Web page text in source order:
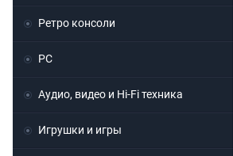
Ретро консоли
PC
Аудио, видео и Hi-Fi техника
Игрушки и игры